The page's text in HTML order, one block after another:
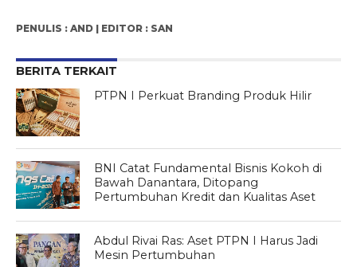
PENULIS : AND | EDITOR : SAN
BERITA TERKAIT
PTPN I Perkuat Branding Produk Hilir
BNI Catat Fundamental Bisnis Kokoh di
Bawah Danantara, Ditopang
Pertumbuhan Kredit dan Kualitas Aset
Abdul Rivai Ras: Aset PTPN I Harus Jadi
Mesin Pertumbuhan